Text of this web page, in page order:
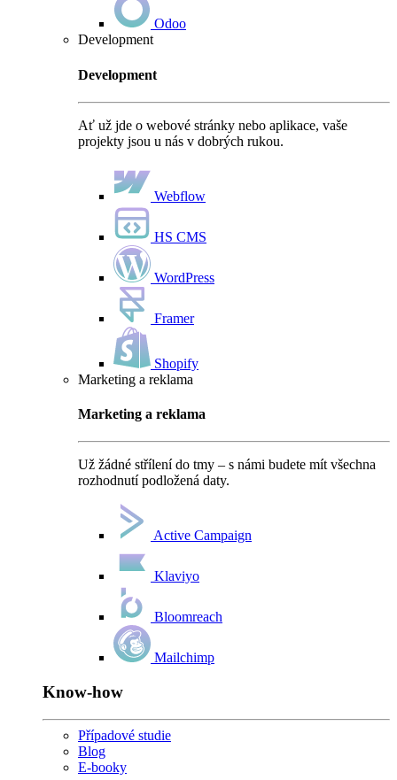
Odoo
Development
Development
Ať už jde o webové stránky nebo aplikace, vaše
projekty jsou u nás v dobrých rukou.
Webflow
HS CMS
WordPress
Framer
Shopify
Marketing a reklama
Marketing a reklama
Už žádné střílení do tmy – s námi budete mít všechna
rozhodnutí podložená daty.
Active Campaign
Klaviyo
Bloomreach
Mailchimp
Know-how
Případové studie
Blog
E-booky